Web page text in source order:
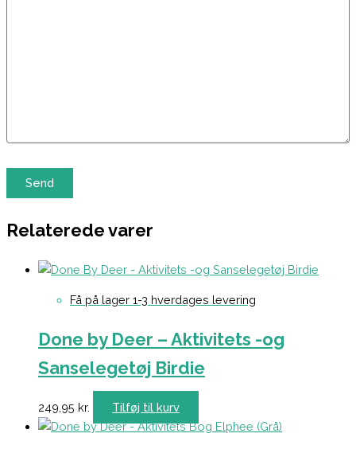
Relaterede varer
Få på lager 1-3 hverdages levering
Done by Deer – Aktivitets -og
Sanselegetøj Birdie
249,95 kr. Tilføj til kurv